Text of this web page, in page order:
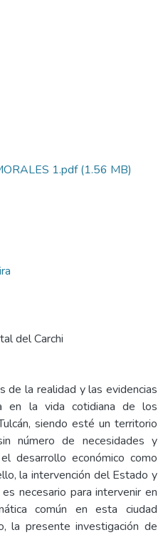
1.pdf(1.56 MB)
del Carchi
de la realidad y las evidencias
en la vida cotidiana de los
siendo esté un territorio
número de necesidades y
desarrollo económico como
la intervención del Estado y
necesario para intervenir en
común en esta ciudad
la presente investigación de